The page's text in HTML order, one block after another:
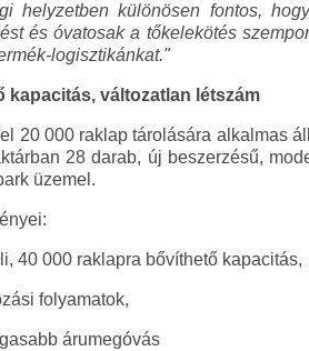
helyzetben különösen fontos,
és óvatosak a tőkelekötés
logisztikánkat."
kapacitás, változatlan létszám
20 000 raklap tárolására alkalmas
28 darab, új beszerzésű,
üzemel.
40 000 raklapra bővíthető kapacitás,
folyamatok,
árumegóvás